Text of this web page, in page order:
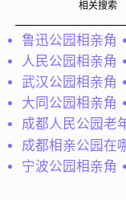
@虫子：警告：以
陪同下阅读。声明
别往下看了，如果
如果你是想找个可
相关搜索
鲁迅公园相亲角
人民公园相亲角
武汉公园相亲角
大同公园相亲角
成都人民公园老
成都相亲公园在
宁波公园相亲角